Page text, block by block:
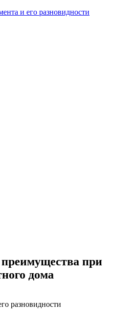
и его разновидности
при
дома
разновидности